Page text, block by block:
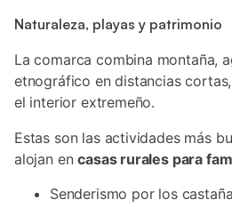
Naturaleza, playas y patrimonio
La comarca combina montaña,
etnográfico en distancias
el interior extremeño.
Estas son las actividades más
alojan encasas rurales para
Senderismo por los